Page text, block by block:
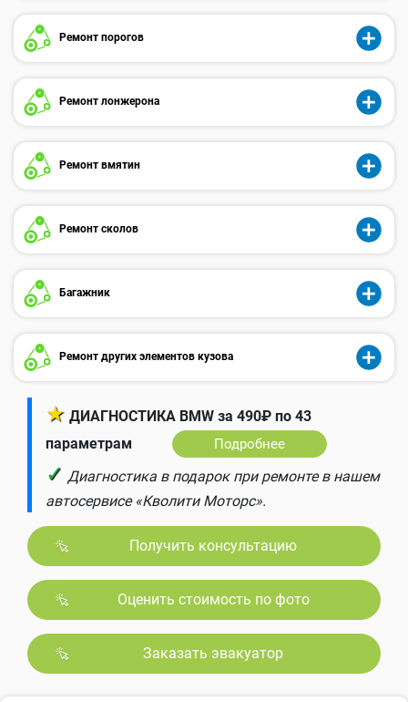
Ремонт порогов
Ремонт лонжерона
Ремонт вмятин
Ремонт сколов
Багажник
Ремонт других элементов кузова
★ ДИАГНОСТИКА BMW за 490₽ по 43
параметрам
Подробнее
✓ Диагностика в подарок при ремонте в нашем
автосервисе «Кволити Моторс».
Получить консультацию
Оценить стоимость по фото
Заказать эвакуатор